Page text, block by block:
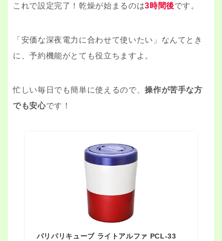
これで設定完了！乾燥が始まるのは3時間後です。
「安価な深夜電力に合わせて使いたい」なんてとき
に、予約機能がとても役立ちますよ。
忙しい毎日でも簡単に使えるので、操作が苦手な方
でも安心です！
パリパリキューブ ライトアルファ PCL-33